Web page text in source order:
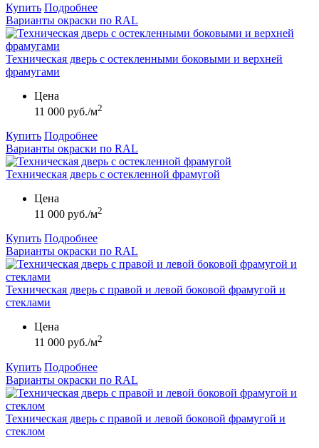
Купить Подробнее
Варианты окраски по RAL
Техническая дверь с остекленными боковыми и верхней
фрамугами
Цена
11 000 руб./м2
Купить Подробнее
Варианты окраски по RAL
Техническая дверь с остекленной фрамугой
Цена
11 000 руб./м2
Купить Подробнее
Варианты окраски по RAL
Техническая дверь с правой и левой боковой фрамугой и
стеклами
Цена
11 000 руб./м2
Купить Подробнее
Варианты окраски по RAL
Техническая дверь с правой и левой боковой фрамугой и
стеклом